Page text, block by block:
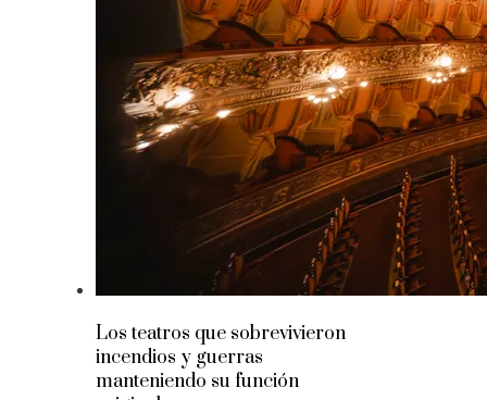
Los teatros que sobrevivieron
incendios y guerras
manteniendo su función